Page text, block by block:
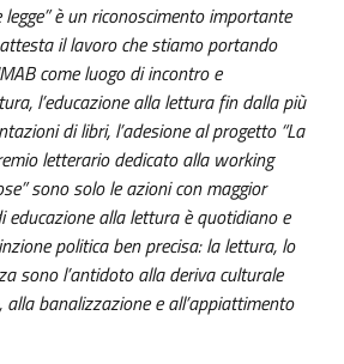
legge” è un riconoscimento importante
il lavoro che stiamo portando
come luogo di incontro e
l’educazione alla lettura fin dalla più
di libri, l’adesione al progetto “La
letterario dedicato alla working
sono solo le azioni con maggior
educazione alla lettura è quotidiano e
politica ben precisa: la lettura, lo
sono l’antidoto alla deriva culturale
banalizzazione e all’appiattimento